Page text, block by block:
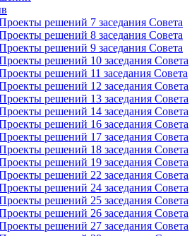
решений 7 заседания Совета
решений 8 заседания Совета
решений 9 заседания Совета
решений 10 заседания Совета
решений 11 заседания Совета
решений 12 заседания Совета
решений 13 заседания Совета
решений 14 заседания Совета
решений 16 заседания Совета
решений 17 заседания Совета
решений 18 заседания Совета
решений 19 заседания Совета
решений 22 заседания Совета
решений 24 заседания Совета
решений 25 заседания Совета
решений 26 заседания Совета
решений 27 заседания Совета